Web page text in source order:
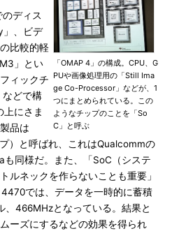
「OMAP 4」の構成。CPU、G
PUや画像処理用の「Still Ima
ge Co-Processor」などが、1
つにまとめられている。この
ようなチップのことを「So
C」と呼ぶ
ディス
」、ビデ
比較的軽
」とい
ィックチ
などで構
上にさま
品は
）と呼ばれ、これはQualcommの
同様だ。また、「SoC（システ
ルネックを作らないことも重要」
4470では、データを一時的に蓄積
、466MHzとなっている。結果と
ーズにするなどの効果を得られ